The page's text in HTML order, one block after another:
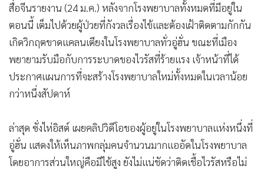
• Factcheck
• ญี่ปุ่น
• News1
สื่อจีนรายงาน (24 ม.ค.) หลังจากโรงพยาบาลทั้งหมดที่มีอยู่ใน
ตอนนี้ เต็มไปด้วยผู้ป่วยที่กังวลเรื่องไข้และต้องเฝ้าติดตามกักกัน
เกิดวิกฤตขาดแคลนเตียงในโรงพยาบาลทั่วอู่ฮั่น ขณะที่เมือง
พยายามรับมือกับการระบาดของไวรัสที่ร้ายแรง เจ้าหน้าที่ได้
ประกาศแผนการที่จะสร้างโรงพยาบาลใหม่ทั้งหมดในเวลาน้อย
กว่าหนึ่งสัปดาห์
ล่าสุด ซั่งไห่อิสต์ เผยคลิปวิดีโอของผู้อยู่ในโรงพยาบาลแห่งหนึ่งที่
อู่ฮั่น แสดงให้เห็นภาพกลุ่มคนจำนวนมากแออัดในโรงพยาบาล
โดยอาการส่วนใหญ่คือมีไข้สูง ยังไม่แน่ชัดว่าติดเชื้อไวรัสหรือไม่